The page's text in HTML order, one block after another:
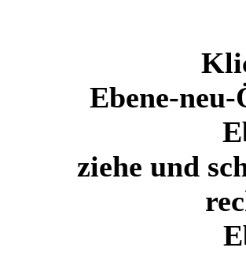
Ebene-
ziehe und